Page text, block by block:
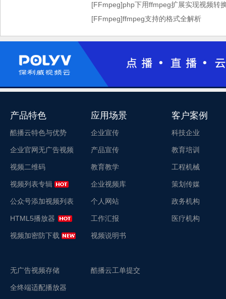
[FFmpeg]php下用ffmpeg扩展实现视频转
[FFmpeg]ffmpeg支持的格式全解析
产品特色
酷播云特色与优势
企业官网无广告视频
视频二维码
视频列表专辑
公众号添加视频列表
HTML5播放器
视频加密防下载
无广告视频存储
全终端适配播放器
应用场景
企业宣传
产品宣传
教育教学
企业视频库
个人网站
工作汇报
视频说明书
酷播云工单提交
客户案例
科技企业
教育培训
工程机械
策划传媒
政务机构
医疗机构